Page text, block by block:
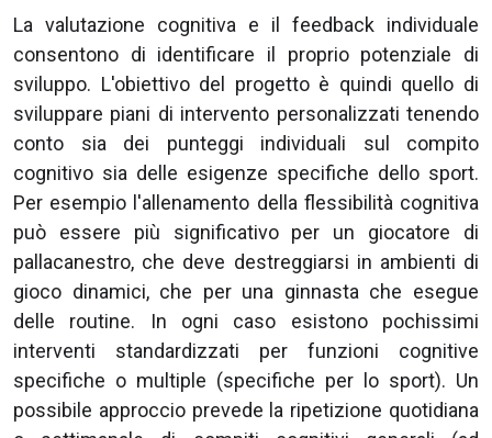
La valutazione cognitiva e il feedback individuale
consentono di identificare il proprio potenziale di
sviluppo. L'obiettivo del progetto è quindi quello di
sviluppare piani di intervento personalizzati tenendo
conto sia dei punteggi individuali sul compito
cognitivo sia delle esigenze specifiche dello sport.
Per esempio l'allenamento della flessibilità cognitiva
può essere più significativo per un giocatore di
pallacanestro, che deve destreggiarsi in ambienti di
gioco dinamici, che per una ginnasta che esegue
delle routine. In ogni caso esistono pochissimi
interventi standardizzati per funzioni cognitive
specifiche o multiple (specifiche per lo sport). Un
possibile approccio prevede la ripetizione quotidiana